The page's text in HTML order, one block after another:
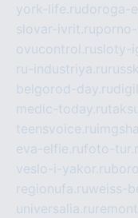
york-life.rudoroga-
slovar-ivrit.ru
ovucontrol.rusloty-
ru-industriya.ru
belgorod-day.ru
medic-today.ru
teensvoice.ru
eva-elfie.rufoto-
veslo-i-yakor.ru
regionufa.ruweiss-
universalia.ru